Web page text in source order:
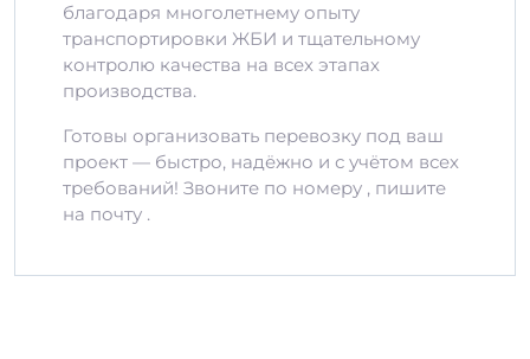
благодаря многолетнему опыту
транспортировки ЖБИ и тщательному
контролю качества на всех этапах
производства.
Готовы организовать перевозку под ваш
проект — быстро, надёжно и с учётом всех
требований! Звоните по номеру , пишите
на почту .